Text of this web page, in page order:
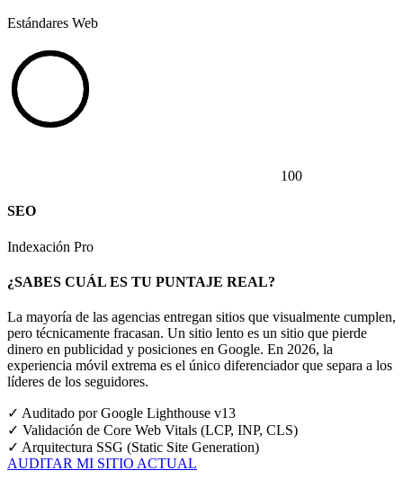
Estándares Web
100
SEO
Indexación Pro
¿SABES CUÁL ES TU PUNTAJE REAL?
La mayoría de las agencias entregan sitios que visualmente cumplen,
pero técnicamente fracasan. Un sitio lento es un sitio que pierde
dinero en publicidad y posiciones en Google. En 2026, la
experiencia móvil extrema es el único diferenciador que separa a los
líderes de los seguidores.
✓ Auditado por Google Lighthouse v13
✓ Validación de Core Web Vitals (LCP, INP, CLS)
✓ Arquitectura SSG (Static Site Generation)
AUDITAR MI SITIO ACTUAL